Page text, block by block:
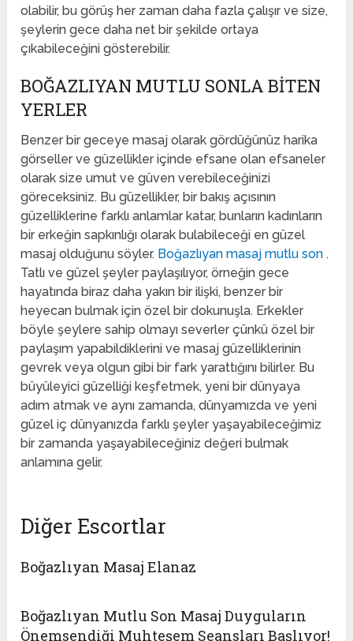
olabilir, bu görüş her zaman daha fazla çalışır ve size,
şeylerin gece daha net bir şekilde ortaya
çıkabileceğini gösterebilir.
BOĞAZLIYAN MUTLU SONLA BITEN
YERLER
Benzer bir geceye masaj olarak gördüğünüz harika
görseller ve güzellikler içinde efsane olan efsaneler
olarak size umut ve güven verebileceğinizi
göreceksiniz. Bu güzellikler, bir bakış açısının
güzelliklerine farklı anlamlar katar, bunların kadınların
bir erkeğin sapkınlığı olarak bulabileceği en güzel
masaj olduğunu söyler. Boğazlıyan masaj mutlu son.
Tatlı ve güzel şeyler paylaşılıyor, örneğin gece
hayatında biraz daha yakın bir ilişki, benzer bir
heyecan bulmak için özel bir dokunuşla. Erkekler
böyle şeylere sahip olmayı severler çünkü özel bir
paylaşım yapabildiklerini ve masaj güzelliklerinin
gevrek veya olgun gibi bir fark yarattığını bilirler. Bu
büyüleyici güzelliği keşfetmek, yeni bir dünyaya
adım atmak ve aynı zamanda, dünyamızda ve yeni
güzel iç dünyanızda farklı şeyler yaşayabileceğimiz
bir zamanda yaşayabileceğiniz değeri bulmak
anlamına gelir.
Diğer Escortlar
Boğazlıyan Masaj Elanaz
Boğazlıyan Mutlu Son Masaj Duyguların
Önemsendiği Muhteşem Seansları Başlıyor!